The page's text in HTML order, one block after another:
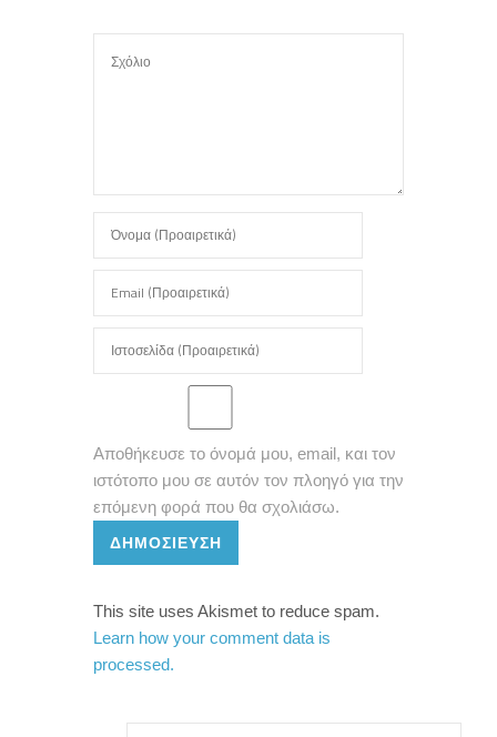
Αποθήκευσε το όνομά μου, email, και τον
ιστότοπο μου σε αυτόν τον πλοηγό για την
επόμενη φορά που θα σχολιάσω.
ΔΗΜΟΣΊΕΥΣΗ
This site uses Akismet to reduce spam.
Learn how your comment data is
processed.